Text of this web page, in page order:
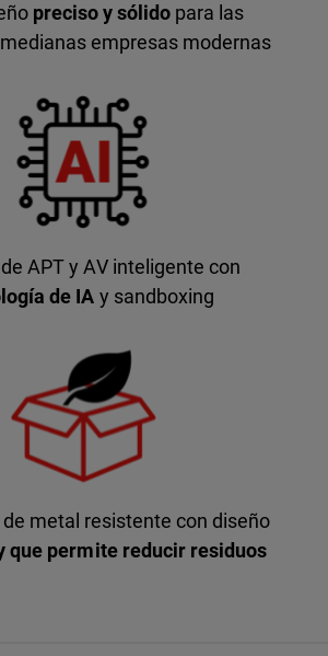
preciso y sólido para las
empresas modernas
APT y AV inteligente con
de IA y sandboxing
metal resistente con diseño
que permite reducir residuos